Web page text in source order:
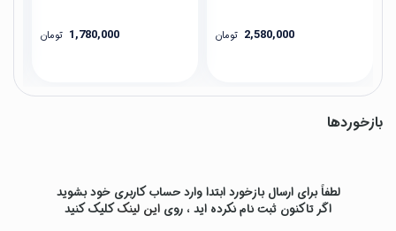
2,580,000 تومان 1,780,000 تومان
بازخوردها
لطفاً برای ارسال بازخورد ابتدا وارد حساب کاربری خود بشوید
اگر تاکنون ثبت نام نکرده اید ، روی این لینککلیک کنید